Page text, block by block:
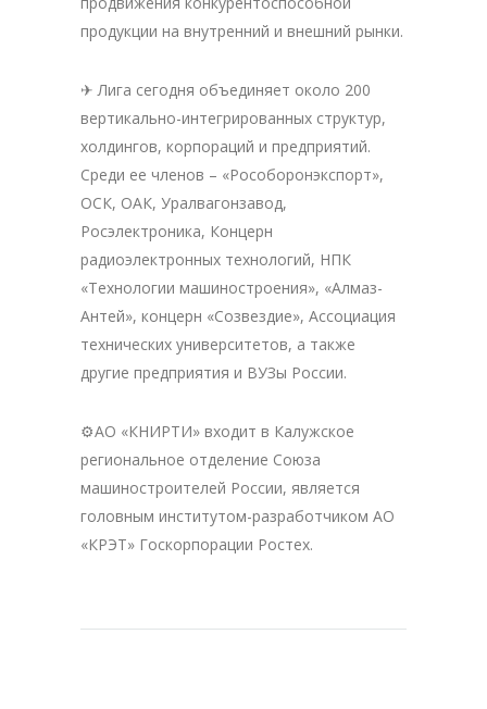
продукции на внутренний и внешний рынки.
✈ Лига сегодня объединяет около 200
вертикально-интегрированных структур,
холдингов, корпораций и предприятий.
Среди ее членов – «Рособоронэкспорт»,
ОСК, ОАК, Уралвагонзавод,
Росэлектроника, Концерн
радиоэлектронных технологий, НПК
«Технологии машиностроения», «Алмаз-
Антей», концерн «Созвездие», Ассоциация
технических университетов, а также
другие предприятия и ВУЗы России.
⚙АО «КНИРТИ» входит в Калужское
региональное отделение Союза
машиностроителей России, является
головным институтом-разработчиком АО
«КРЭТ» Госкорпорации Ростех.